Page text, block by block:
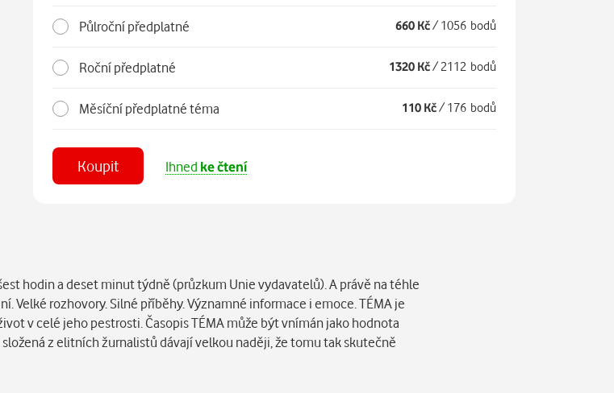
Půlroční předplatné 660 Kč/ 1056 bodů
Roční předplatné 1320 Kč/ 2112 bodů
Měsíční předplatné téma 110 Kč/ 176 bodů
Koupit Ihned ke čtení
hodin a deset minut týdně (průzkum Unie vydavatelů). A právě na téhle
Velké rozhovory. Silné příběhy. Významné informace i emoce. TÉMA je
v celé jeho pestrosti. Časopis TÉMA může být vnímán jako hodnota
složená z elitních žurnalistů dávají velkou naději, že tomu tak skutečně